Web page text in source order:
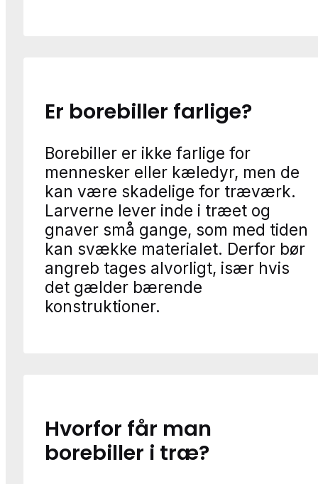
Er borebiller farlige?
Borebiller er ikke farlige for
mennesker eller kæledyr, men de
kan være skadelige for træværk.
Larverne lever inde i træet og
gnaver små gange, som med tiden
kan svække materialet. Derfor bør
angreb tages alvorligt, især hvis
det gælder bærende
konstruktioner.
Hvorfor får man
borebiller i træ?